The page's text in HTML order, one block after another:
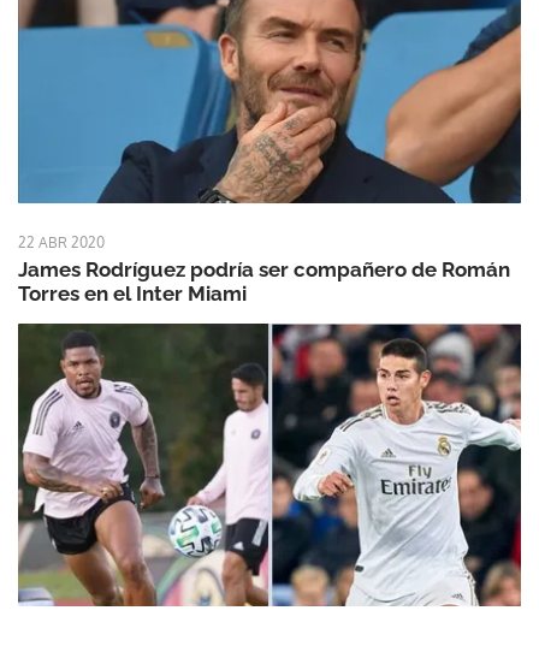
22 ABR 2020
James Rodríguez podría ser compañero de Román
Torres en el Inter Miami